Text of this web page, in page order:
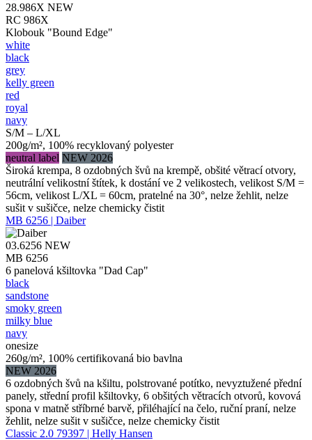
28.986X NEW
RC 986X
Klobouk "Bound Edge"
white
black
grey
kelly green
red
royal
navy
S/M – L/XL
200g/m², 100% recyklovaný polyester
neutral label NEW 2026
Široká krempa, 8 ozdobných švů na krempě, obšité větrací otvory,
neutrální velikostní štítek, k dostání ve 2 velikostech, velikost S/M =
56cm, velikost L/XL = 60cm, pratelné na 30°, nelze žehlit, nelze
sušit v sušičce, nelze chemicky čistit
MB 6256 | Daiber
03.6256 NEW
MB 6256
6 panelová kšiltovka "Dad Cap"
black
sandstone
smoky green
milky blue
navy
onesize
260g/m², 100% certifikovaná bio bavlna
NEW 2026
6 ozdobných švů na kšiltu, polstrované potítko, nevyztužené přední
panely, střední profil kšiltovky, 6 obšitých větracích otvorů, kovová
spona v matně stříbrné barvě, přiléhající na čelo, ruční praní, nelze
žehlit, nelze sušit v sušičce, nelze chemicky čistit
Classic 2.0 79397 | Helly Hansen